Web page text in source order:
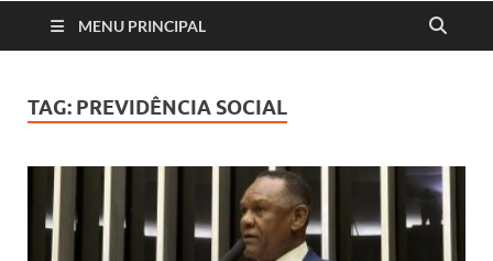
MENU PRINCIPAL
TAG: PREVIDÊNCIA SOCIAL